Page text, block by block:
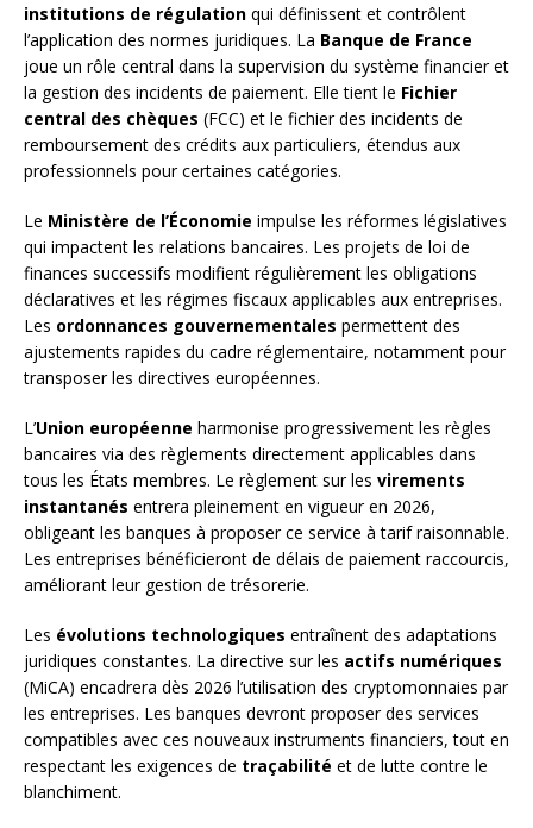
institutions de régulation qui définissent et contrôlent
l’application des normes juridiques. La Banque de France
joue un rôle central dans la supervision du système financier et
la gestion des incidents de paiement. Elle tient le Fichier
central des chèques (FCC) et le fichier des incidents de
remboursement des crédits aux particuliers, étendus aux
professionnels pour certaines catégories.
Le Ministère de l’Économie impulse les réformes législatives
qui impactent les relations bancaires. Les projets de loi de
finances successifs modifient régulièrement les obligations
déclaratives et les régimes fiscaux applicables aux entreprises.
Les ordonnances gouvernementales permettent des
ajustements rapides du cadre réglementaire, notamment pour
transposer les directives européennes.
L’Union européenne harmonise progressivement les règles
bancaires via des règlements directement applicables dans
tous les États membres. Le règlement sur les virements
instantanés entrera pleinement en vigueur en 2026,
obligeant les banques à proposer ce service à tarif raisonnable.
Les entreprises bénéficieront de délais de paiement raccourcis,
améliorant leur gestion de trésorerie.
Les évolutions technologiques entraînent des adaptations
juridiques constantes. La directive sur les actifs numériques
(MiCA) encadrera dès 2026 l’utilisation des cryptomonnaies par
les entreprises. Les banques devront proposer des services
compatibles avec ces nouveaux instruments financiers, tout en
respectant les exigences de traçabilité et de lutte contre le
blanchiment.